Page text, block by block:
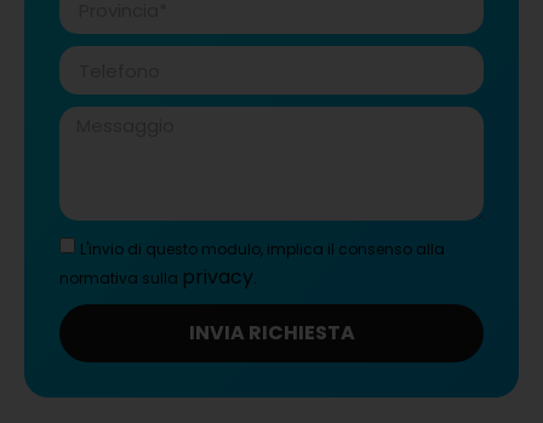
L'invio di questo modulo, implica il consenso alla
normativa sulla privacy.
INVIA RICHIESTA